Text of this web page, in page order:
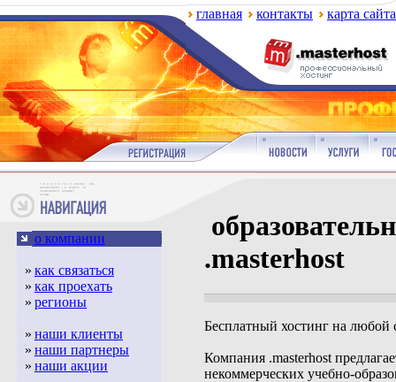
главная контакты карта сайта
о компании
» как связаться
» как проехать
» регионы
» наши клиенты
» наши партнеры
» наши акции
.masterhost
Бесплатный хостинг на любой
Компания .masterhost
некоммерческих учебно-